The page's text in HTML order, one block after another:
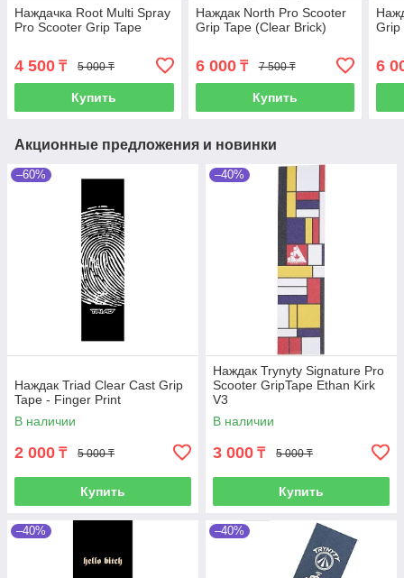
Наждачка Root Multi Spray
Pro Scooter Grip Tape
4 500 ₸ 5 000 ₸
Купить
Наждак North Pro Scooter
Grip Tape (Clear Brick)
6 000₸ 7 500 ₸
Купить
Grip
6
Акционные предложения и новинки
–60%
Наждак Triad Clear Cast Grip
Tape - Finger Print
В наличии
2 000 ₸ 5 000 ₸
Купить
–40%
Наждак Trynyty Signature Pro
Scooter GripTape Ethan Kirk
V3
В наличии
3 000 ₸ 5 000 ₸
Купить
–40% –40%